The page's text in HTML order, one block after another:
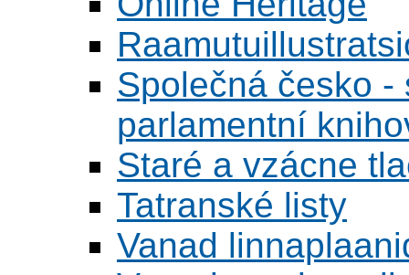
Společná česko
parlamentní
Staré a vzácne
Tatranské listy
Vanad